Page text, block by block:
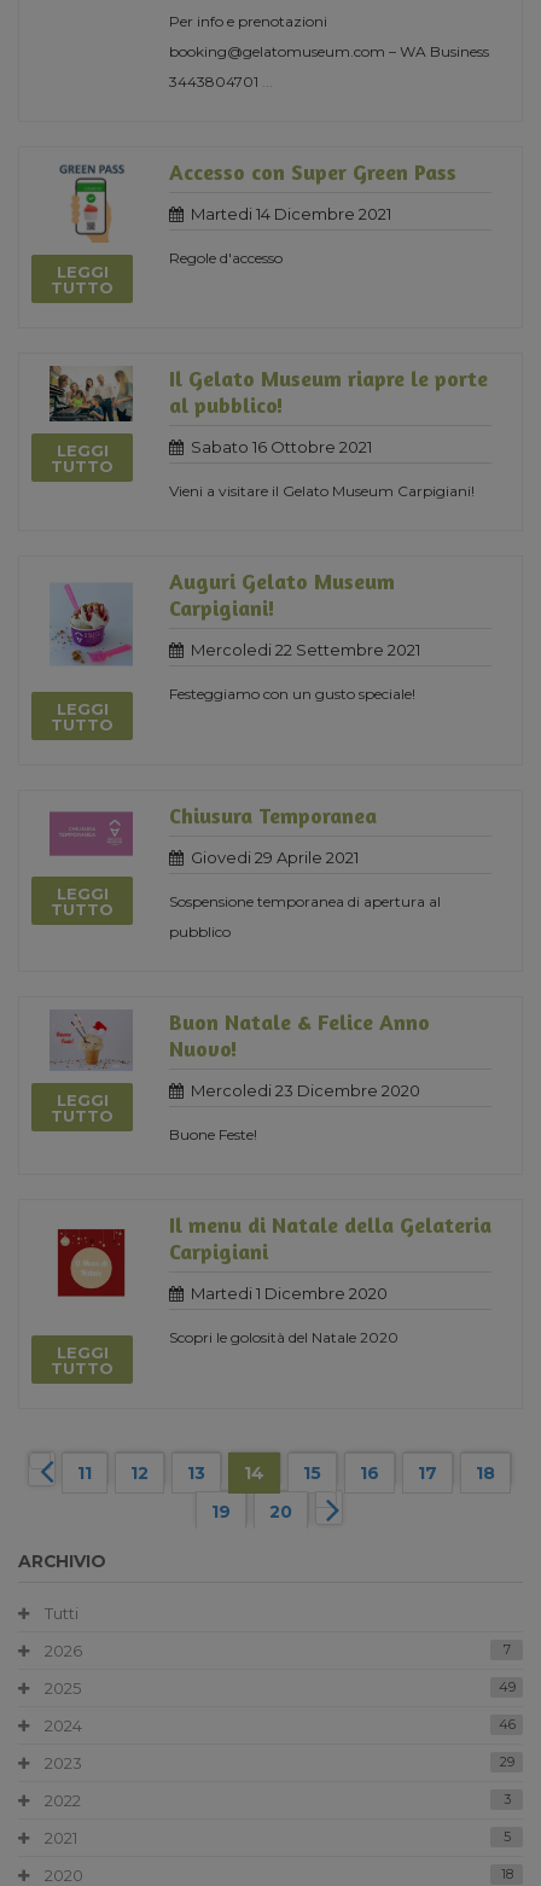
Per info e prenotazioni
booking@gelatomuseum.com – WA Business
3443804701
LEGGI
TUTTO
Accesso con Super Green Pass
Martedi 14 Dicembre 2021
Regole d'accesso
LEGGI
TUTTO
Il Gelato Museum riapre le porte
al pubblico!
Sabato 16 Ottobre 2021
Vieni a visitare il Gelato Museum Carpigiani!
LEGGI
TUTTO
Auguri Gelato Museum
Carpigiani!
Mercoledi 22 Settembre 2021
Festeggiamo con un gusto speciale!
LEGGI
TUTTO
Chiusura Temporanea
Giovedi 29 Aprile 2021
Sospensione temporanea di apertura al
pubblico
LEGGI
TUTTO
Buon Natale & Felice Anno
Nuovo!
Mercoledi 23 Dicembre 2020
Buone Feste!
LEGGI
TUTTO
Il menu di Natale della Gelateria
Carpigiani
Martedi 1 Dicembre 2020
Scopri le golosità del Natale 2020
11 12 13 14 15 16 17
18
19
20
ARCHIVIO
Tutti
2026
7
2025 49
2024 46
2023 29
2022 3
2021 5
2020 18